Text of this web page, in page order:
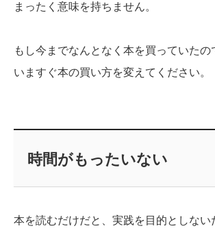
まったく意味を持ちません。
もし今までなんとなく本を買っていたの
いますぐ本の買い方を変えてください。
時間がもったいない
本を読むだけだと、実践を目的としない